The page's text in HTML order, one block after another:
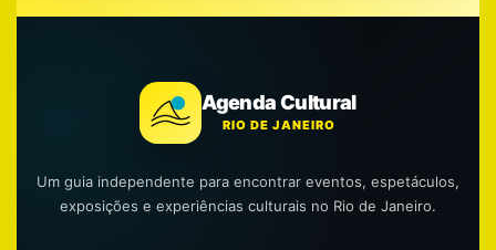
Agenda Cultural
RIO DE JANEIRO
Um guia independente para encontrar eventos, espetáculos,
exposições e experiências culturais no Rio de Janeiro.